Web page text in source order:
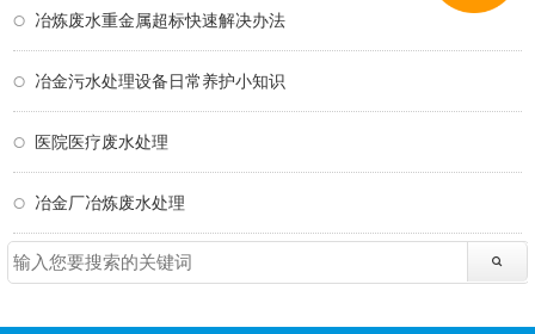
冶炼废水重金属超标快速解决办法
冶金污水处理设备日常养护小知识
医院医疗废水处理
冶金厂冶炼废水处理